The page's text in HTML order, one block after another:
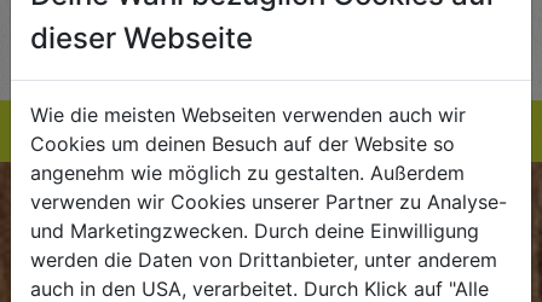
EINKAUFSLISTE
BIOKISTE
Kundenservice
dieser Webseite
Wie die meisten Webseiten verwenden auch wir
Cookies um deinen Besuch auf der Website so
angenehm wie möglich zu gestalten. Außerdem
verwenden wir Cookies unserer Partner zu Analyse-
und Marketingzwecken. Durch deine Einwilligung
werden die Daten von Drittanbieter, unter anderem
auch in den USA, verarbeitet. Durch Klick auf "Alle